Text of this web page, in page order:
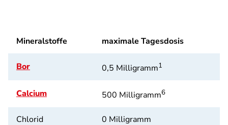
Mineralstoffe maximale Tagesdosis
Bor 0,5 Milligramm1
Calcium 500 Milligramm6
Chlorid 0 Milligramm